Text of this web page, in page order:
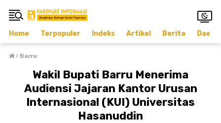
Home Terpopuler Indeks Artikel Berita
› Barru
Wakil Bupati Barru Menerima
Audiensi Jajaran Kantor Urusan
Internasional (KUI) Universitas
Hasanuddin